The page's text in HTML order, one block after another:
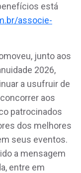
está
associe-
junto aos
2026,
a usufruir de
aos
patrocinados
dos melhores
seus eventos.
a mensagem
entre em